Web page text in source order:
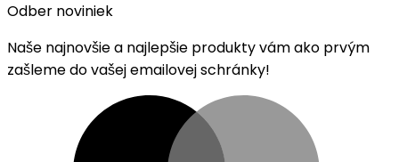
Odber noviniek
Naše najnovšie a najlepšie produkty vám ako prvým
zašleme do vašej emailovej schránky!